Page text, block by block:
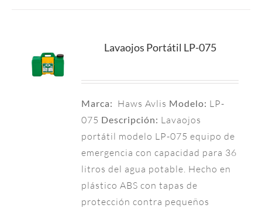
Lavaojos Portátil LP-075
Marca: Haws Avlis Modelo: LP-
075 Descripción: Lavaojos
portátil modelo LP-075 equipo de
emergencia con capacidad para 36
litros del agua potable. Hecho en
plástico ABS con tapas de
protección contra pequeños